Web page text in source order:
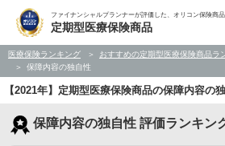
ファイナンシャルプランナーが評価した、オリコン保険商
定期型医療保険商品
医療保険ランキング おすすめの定期型医療保険商品ラ
保障内容の独自性
【2021年】定期型医療保険商品の保障内容の
保障内容の独自性 評価ランキン